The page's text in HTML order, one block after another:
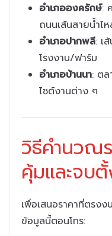
อำเภอองครักษ์:
ถนนเส้นสายน้ำไห
อำเภอปากพลี: เ
โรงงาน/ฟาร์ม
อำเภอบ้านนา: ต
ไซต์งานต่าง ๆ
วิธีคำนวณ
คุ้มและจบ
เพื่อเสนอราคาที่ตรง
ข้อมูลนี้ตอนโทร: